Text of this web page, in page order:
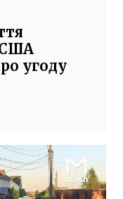
США
угоду